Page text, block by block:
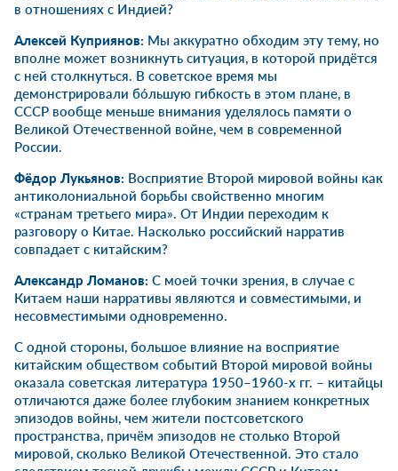
в отношениях с Индией?
Алексей Куприянов: Мы аккуратно обходим эту тему, но
вполне может возникнуть ситуация, в которой придётся
с ней столкнуться. В советское время мы
демонстрировали бо́льшую гибкость в этом плане, в
СССР вообще меньше внимания уделялось памяти о
Великой Отечественной войне, чем в современной
России.
Фёдор Лукьянов: Восприятие Второй мировой войны как
антиколониальной борьбы свойственно многим
«странам третьего мира». От Индии переходим к
разговору о Китае. Насколько российский нарратив
совпадает с китайским?
Александр Ломанов: С моей точки зрения, в случае с
Китаем наши нарративы являются и совместимыми, и
несовместимыми одновременно.
С одной стороны, большое влияние на восприятие
китайским обществом событий Второй мировой войны
оказала советская литература 1950–1960-х гг. – китайцы
отличаются даже более глубоким знанием конкретных
эпизодов войны, чем жители постсоветского
пространства, причём эпизодов не столько Второй
мировой, сколько Великой Отечественной. Это стало